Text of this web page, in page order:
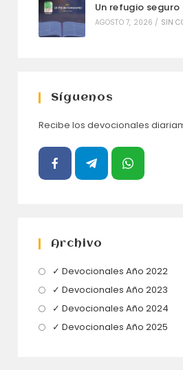
Un refugio
AGOSTO 7, 2026 / SIN
Síguenos
Recibe los devocionales
Archivo
✓ Devocionales Año 2022Se
✓ Devocionales Año 2023
abre
✓ Devocionales Año 2024
✓ Devocionales Año 2025